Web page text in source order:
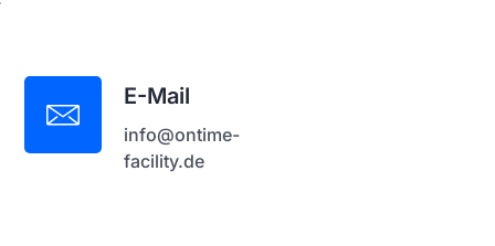
E-Mail
info@ontime-
facility.de